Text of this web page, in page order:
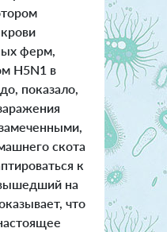
ферм,
H5N1 в
показало,
скота
к
на
что